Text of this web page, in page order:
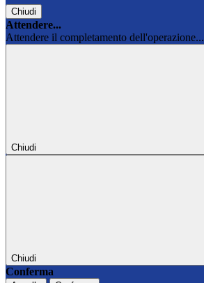
Chiudi
Attendere...
Attendere il completamento dell'operazione...
Chiudi
Chiudi
Conferma